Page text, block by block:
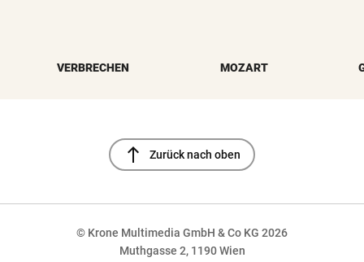
VERBRECHEN MOZART
north Zurück nach oben
© Krone Multimedia GmbH & Co KG 2026
Muthgasse 2, 1190 Wien